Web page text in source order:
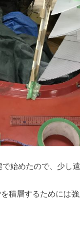
始めたので、少し
積層するためには